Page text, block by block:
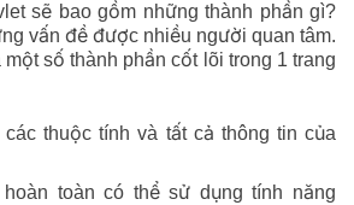
sẽ bao gồm những thành phần gì?
vấn đề được nhiều người quan tâm.
số thành phần cốt lõi trong 1 trang
thuộc tính và tất cả thông tin của
toàn có thể sử dụng tính năng